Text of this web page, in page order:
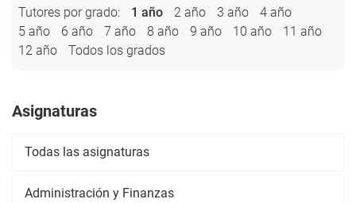
Tutores por grado: 1 año 2 año 3 año
4 año
5 año
6 año 7 año 8 año 9 año 10 año
11 año
12 año
Todos los grados
Asignaturas
Todas las asignaturas
Administración y Finanzas